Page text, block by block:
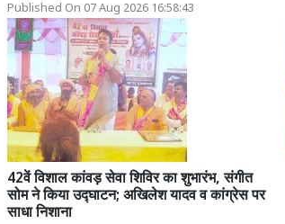
Published On 07 Aug 2026 16:58:43
42वें विशाल कांवड़ सेवा शिविर का शुभारंभ, संगीत
सोम ने किया उद्घाटन; अखिलेश यादव व कांग्रेस पर
साधा निशाना